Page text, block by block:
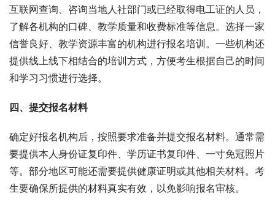
互联网查询、咨询当地人社部门或已经取得电工证的人员，
了解各机构的口碑、教学质量和收费标准等信息。选择一家
信誉良好、教学资源丰富的机构进行报名培训。一些机构还
提供线上线下相结合的培训方式，方便考生根据自己的时间
和学习习惯进行选择。
四、提交报名材料
确定好报名机构后，按照要求准备并提交报名材料。通常需
要提供本人身份证复印件、学历证书复印件、一寸免冠照片
等。部分地区可能还需要提供健康证明或其他相关材料。考
生要确保所提供的材料真实有效，以免影响报名审核。